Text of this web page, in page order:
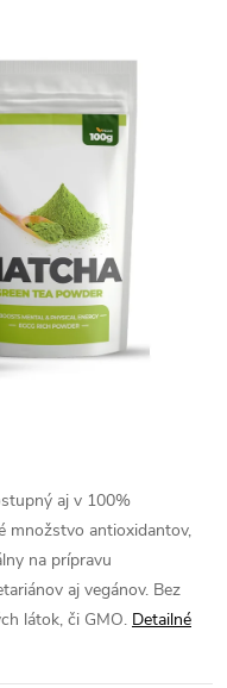
aj v 100%
množstvo antioxidantov,
na prípravu
aj vegánov. Bez
látok, či GMO. Detailné